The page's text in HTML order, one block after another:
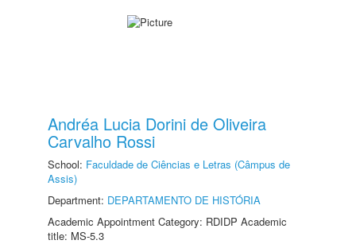
Andréa Lucia Dorini de Oliveira
Carvalho Rossi
School: Faculdade de Ciências e Letras (Câmpus de
Assis)
Department: DEPARTAMENTO DE HISTÓRIA
Academic Appointment Category: RDIDP Academic
title: MS-5.3